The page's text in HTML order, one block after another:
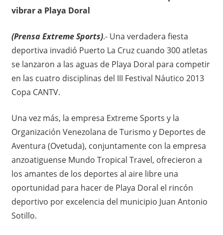
vibrar a Playa Doral
(Prensa Extreme Sports).- Una verdadera fiesta
deportiva invadió Puerto La Cruz cuando 300 atletas
se lanzaron a las aguas de Playa Doral para competir
en las cuatro disciplinas del III Festival Náutico 2013
Copa CANTV.
Una vez más, la empresa Extreme Sports y la
Organización Venezolana de Turismo y Deportes de
Aventura (Ovetuda), conjuntamente con la empresa
anzoatiguense Mundo Tropical Travel, ofrecieron a
los amantes de los deportes al aire libre una
oportunidad para hacer de Playa Doral el rincón
deportivo por excelencia del municipio Juan Antonio
Sotillo.